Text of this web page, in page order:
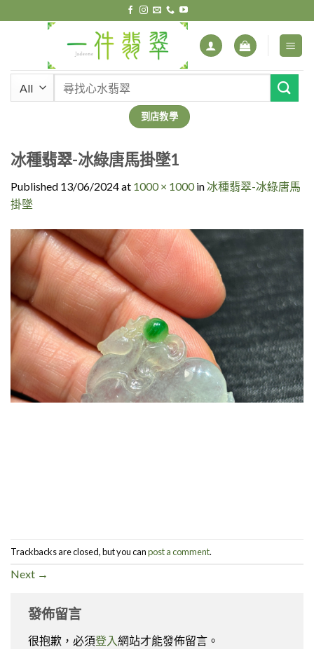
to
到店教學
冰種翡翠-冰綠唐馬掛墜1
Published 13/06/2024at 1000 × 1000in冰種翡翠-冰綠唐馬
掛墜
Trackbacks are closed, but you canpost a comment.
Next →
發佈留言
很抱歉，必須登入網站才能發佈留言。